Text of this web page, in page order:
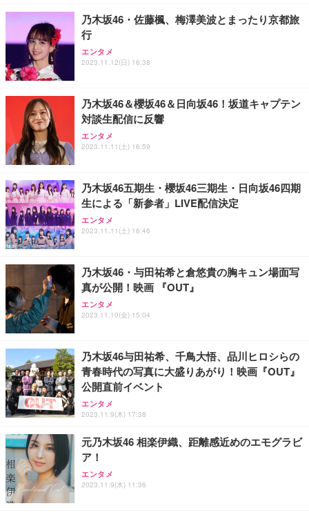
務用 おしゃれ パソコンチェア (ホワイト)
ANDWINT オフィスチェア デスクチェア 肘なし メ
ッシュ 通気性 ランバーサポート付き 腰サポート ガ
ス圧無段階昇降 360度回転 キャスター付き コンパク
【MiniLED/24.5inch/280Hz/FHD】GRAPHT THE S
HOOTER Gaming Monitor 24” Essential ゲーミン
グモニター QD 24.5インチ 1ms FHD 量子ドット 残
アイリスオーヤマ ペットシーツ 超厚型 お徳用 レギ
ュラー 200枚入【Amazon.co.jp限定】
乃木坂46・佐藤楓、梅澤美波とまったり京都旅
行
エンタメ
2023.11.12(日) 16:38
乃木坂46＆櫻坂46＆日向坂46！坂道キャプテン
対談生配信に反響
エンタメ
2023.11.11(土) 16:59
乃木坂46五期生・櫻坂46三期生・日向坂46四期
生による「新参者」LIVE配信決定
エンタメ
2023.11.11(土) 16:46
乃木坂46・与田祐希と倉悠貴の胸キュン場面写
真が公開！映画 『OUT』
エンタメ
2023.11.10(金) 15:04
乃木坂46与田祐希、千鳥大悟、品川ヒロシらの
青春時代の写真に大盛りあがり！映画『OUT』
公開直前イベント
エンタメ
2023.11.9(木) 17:38
元乃木坂46 相楽伊織、距離感近めのエモグラビ
ア！
エンタメ
2023.11.9(木) 11:36